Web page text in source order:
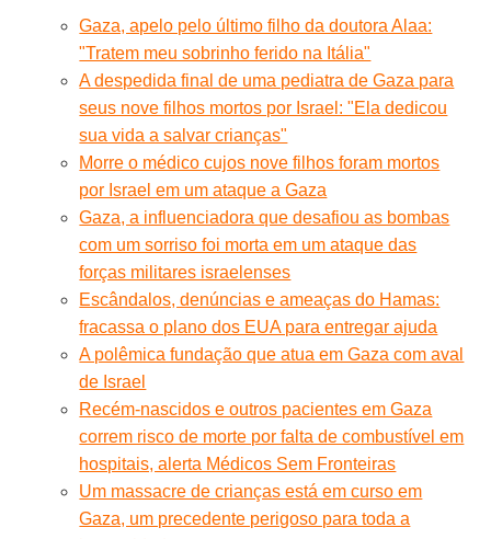
Gaza, apelo pelo último filho da doutora Alaa:
"Tratem meu sobrinho ferido na Itália"
A despedida final de uma pediatra de Gaza para
seus nove filhos mortos por Israel: "Ela dedicou
sua vida a salvar crianças"
Morre o médico cujos nove filhos foram mortos
por Israel em um ataque a Gaza
Gaza, a influenciadora que desafiou as bombas
com um sorriso foi morta em um ataque das
forças militares israelenses
Escândalos, denúncias e ameaças do Hamas:
fracassa o plano dos EUA para entregar ajuda
A polêmica fundação que atua em Gaza com aval
de Israel
Recém-nascidos e outros pacientes em Gaza
correm risco de morte por falta de combustível em
hospitais, alerta Médicos Sem Fronteiras
Um massacre de crianças está em curso em
Gaza, um precedente perigoso para toda a